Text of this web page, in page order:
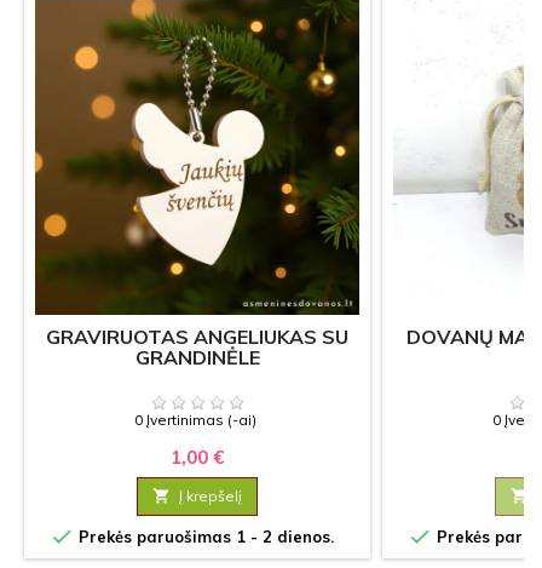
GRAVIRUOTAS ANGELIUKAS SU
GRANDINĖLE
0 Įvertinimas (-ai)
1,00 €
 Į krepšelį
 Prekės paruošimas 1 - 2 dienos.
DOVANŲ
0

 Prekės